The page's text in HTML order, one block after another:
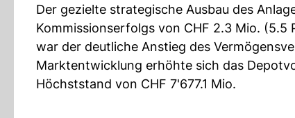
Der gezielte strategische Ausbau des
Kommissionserfolgs von CHF 2.3 Mio.
war der deutliche Anstieg des
Marktentwicklung erhöhte sich das
Höchststand von CHF 7'677.1 Mio.